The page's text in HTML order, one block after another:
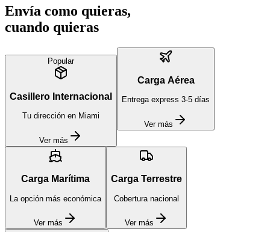
Envía como quieras,
cuando quieras
Popular
Casillero Internacional
Tu dirección en Miami
Ver más
Carga Aérea
Entrega express 3-5 días
Ver más
Carga Marítima
La opción más económica
Ver más
Carga Terrestre
Cobertura nacional
Ver más